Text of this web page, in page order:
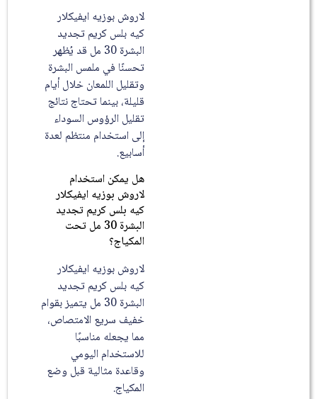
لاروش بوزيه ايفيكلار
كيه بلس كريم تجديد
البشرة 30 مل قد يُظهر
تحسنًا في ملمس البشرة
وتقليل اللمعان خلال أيام
قليلة، بينما تحتاج نتائج
تقليل الرؤوس السوداء
إلى استخدام منتظم لعدة
أسابيع.
هل يمكن استخدام
لاروش بوزيه ايفيكلار
كيه بلس كريم تجديد
البشرة 30 مل تحت
المكياج؟
لاروش بوزيه ايفيكلار
كيه بلس كريم تجديد
البشرة 30 مل يتميز بقوام
خفيف سريع الامتصاص،
مما يجعله مناسبًا
للاستخدام اليومي
وقاعدة مثالية قبل وضع
المكياج.